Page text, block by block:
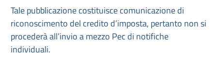
Tale pubblicazione costituisce comunicazione di
riconoscimento del credito d’imposta, pertanto non si
procederà all’invio a mezzo Pec di notifiche
individuali.